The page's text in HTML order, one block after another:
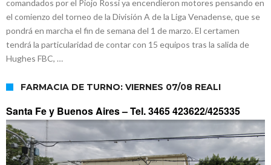
comandados por el Piojo Rossi ya encendieron motores pensando en
el comienzo del torneo de la División A de la Liga Venadense, que se
pondrá en marcha el fin de semana del 1 de marzo. El certamen
tendrá la particularidad de contar con 15 equipos tras la salida de
Hughes FBC, …
FARMACIA DE TURNO: VIERNES 07/08 REALI
Santa Fe y Buenos Aires –Tel. 3465 423622/425335